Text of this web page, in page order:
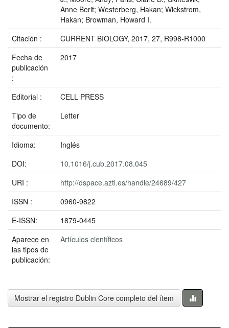
Anne Berit; Westerberg, Hakan; Wickstrom,
Hakan; Browman, Howard I.
Citación :
CURRENT BIOLOGY, 2017, 27, R998-R1000
Fecha de
publicación
:
2017
Editorial :
CELL PRESS
Tipo de
documento:
Letter
Idioma:
Inglés
DOI:
10.1016/j.cub.2017.08.045
URI :
http://dspace.azti.es/handle/24689/427
ISSN :
0960-9822
E-ISSN:
1879-0445
Aparece en
las tipos de
publicación:
Artículos científicos
Mostrar el registro Dublin Core completo del ítem